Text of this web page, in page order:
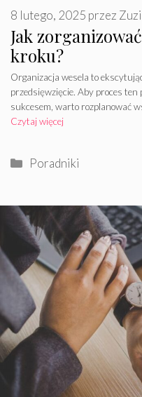
Jak
kroku?
8 lutego, 2025 przez
Organizacja wesela to
przedsięwzięcie. Aby proces ten
sukcesem, warto rozplanować
Czytaj więcej
Kategorie
Poradniki